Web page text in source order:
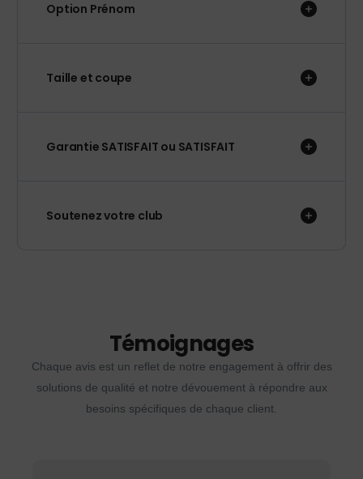
Option Prénom
Taille et coupe
Garantie SATISFAIT ou SATISFAIT
Soutenez votre club
Témoignages
Chaque avis est un reflet de notre engagement à offrir des
solutions de qualité et notre dévouement à répondre aux
besoins spécifiques de chaque client.